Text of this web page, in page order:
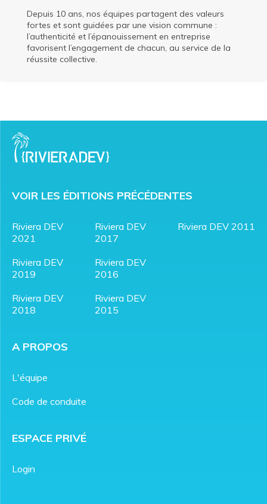
Depuis 10 ans, nos équipes partagent des valeurs
fortes et sont guidées par une vision commune :
l’authenticité et l’épanouissement en entreprise
favorisent l’engagement de chacun, au service de la
réussite collective.
VOIR LES ÉDITIONS PRÉCÉDENTES
Riviera DEV
2021
Riviera DEV
2019
Riviera DEV
2018
Riviera DEV
2017
Riviera DEV
2016
Riviera DEV
2015
Riviera DEV 2011
A PROPOS
L'équipe
Code de conduite
ESPACE PRIVÉ
Login